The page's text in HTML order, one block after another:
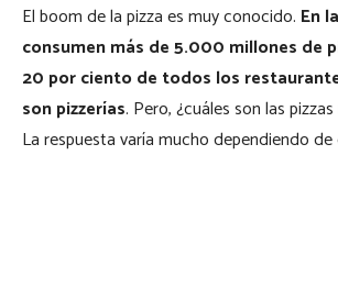
El boom de la pizza es muy conocido. En
consumen más de 5.000 millones de
20 por ciento de todos los
son pizzerías. Pero, ¿cuáles son las
La respuesta varía mucho dependiendo de